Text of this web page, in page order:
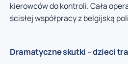
kierowców do kontroli. Cała
ścisłej współpracy z belgijską
Dramatyczne skutki – dzieci